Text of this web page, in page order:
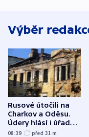
Výběr
Rusové útočili na
Charkov a Oděsu.
Údery hlásí i úřady v
Bělgorodu
08:39 před 31 m